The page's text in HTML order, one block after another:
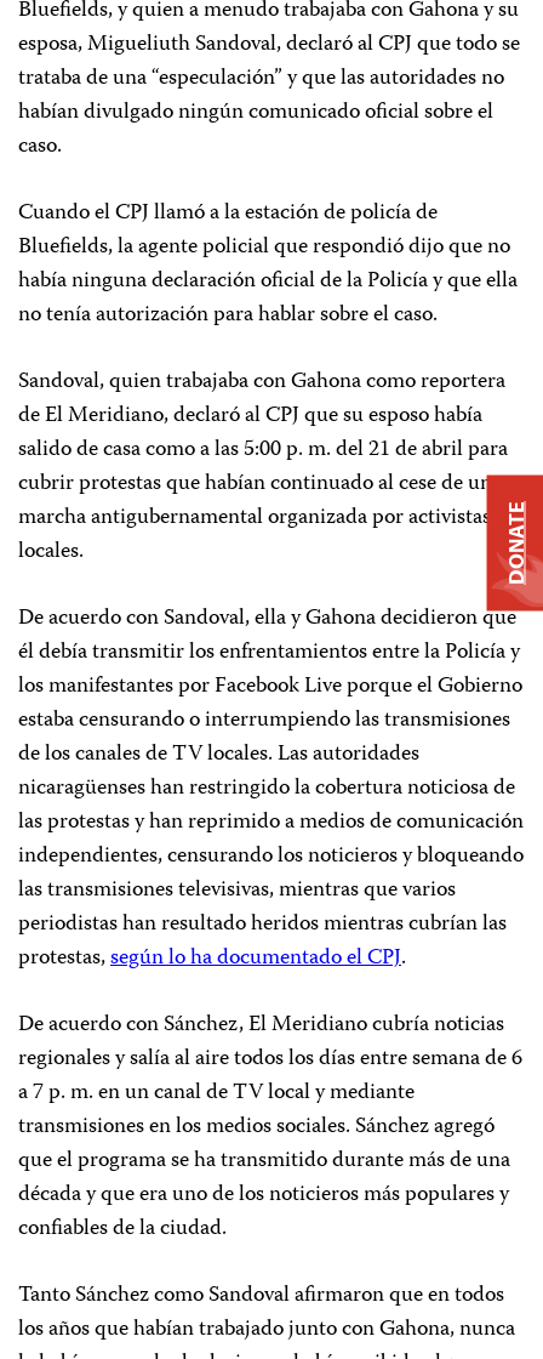
Bluefields, y quien a menudo trabajaba con Gahona y su
esposa, Migueliuth Sandoval, declaró al CPJ que todo se
trataba de una “especulación” y que las autoridades no
habían divulgado ningún comunicado oficial sobre el
caso.
Cuando el CPJ llamó a la estación de policía de
Bluefields, la agente policial que respondió dijo que no
había ninguna declaración oficial de la Policía y que ella
no tenía autorización para hablar sobre el caso.
Sandoval, quien trabajaba con Gahona como reportera
de El Meridiano, declaró al CPJque su esposo había
salido de casa como a las 5:00 p. m. del 21 de abril para
cubrir protestas que habían continuado al cese de una
marcha antigubernamental organizada por activistas
locales.
De acuerdo con Sandoval, ella y Gahona decidieron que
él debía transmitir los enfrentamientos entre la Policía y
los manifestantes por Facebook Live porque el Gobierno
estaba censurando o interrumpiendo las transmisiones
de los canales de TV locales. Las autoridades
nicaragüenses han restringido la cobertura noticiosa de
las protestas y han reprimido a medios de comunicación
independientes, censurando los noticieros y bloqueando
las transmisiones televisivas, mientras que varios
periodistas han resultado heridos mientras cubrían las
protestas,según lo ha documentado el CPJ.
De acuerdo con Sánchez, El Meridiano cubría noticias
regionales y salía al aire todos los días entre semana de 6
a 7 p. m. en un canal de TV local y mediante
transmisiones en los medios sociales. Sánchez agregó
que el programa se ha transmitido durante más de una
década y que era uno de los noticieros más populares y
confiables de la ciudad.
Tanto Sánchez como Sandoval afirmaron que en todos
los años que habían trabajado junto con Gahona, nunca
DONATE